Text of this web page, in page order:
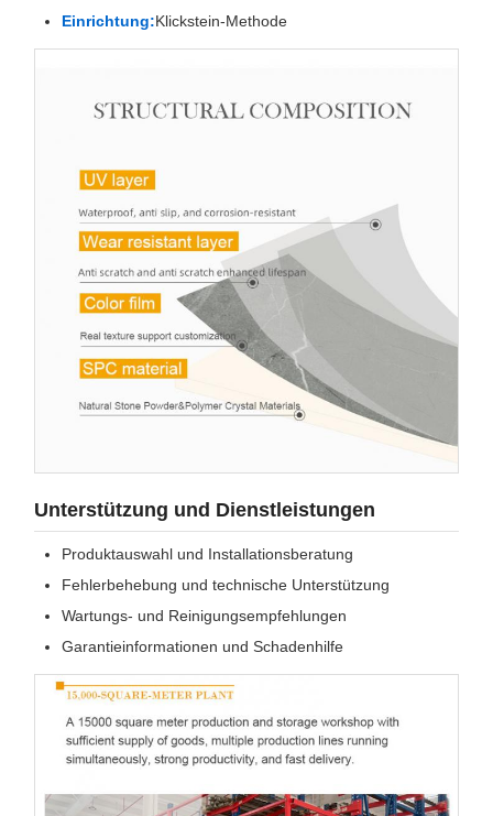
Einrichtung:Klickstein-Methode
Unterstützung und Dienstleistungen
Produktauswahl und Installationsberatung
Fehlerbehebung und technische Unterstützung
Wartungs- und Reinigungsempfehlungen
Garantieinformationen und Schadenhilfe